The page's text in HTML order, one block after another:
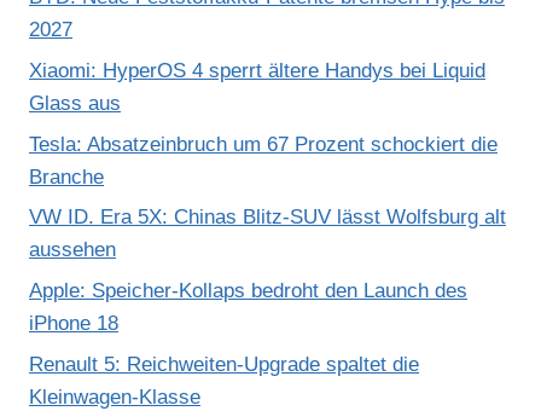
2027
Xiaomi: HyperOS 4 sperrt ältere Handys bei Liquid
Glass aus
Tesla: Absatzeinbruch um 67 Prozent schockiert die
Branche
VW ID. Era 5X: Chinas Blitz-SUV lässt Wolfsburg alt
aussehen
Apple: Speicher-Kollaps bedroht den Launch des
iPhone 18
Renault 5: Reichweiten-Upgrade spaltet die
Kleinwagen-Klasse